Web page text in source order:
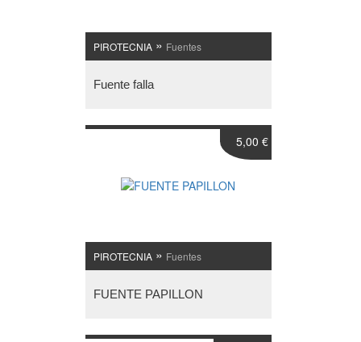
PIROTECNIA» Fuentes
Fuente falla
PIROTECNIA» Fuentes
FUENTE PAPILLON
5,00 €